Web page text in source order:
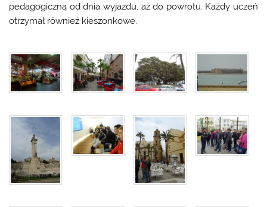
pedagogiczną od dnia wyjazdu, aż do powrotu. Każdy uczeń
otrzymał również kieszonkowe.